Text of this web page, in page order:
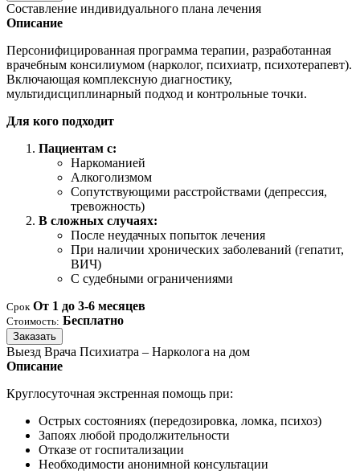
Составление индивидуального плана лечения
Описание
Персонифицированная программа терапии, разработанная
врачебным консилиумом (нарколог, психиатр, психотерапевт).
Включающая комплексную диагностику,
мультидисциплинарный подход и контрольные точки.
Для кого подходит
Пациентам с:
Наркоманией
Алкоголизмом
Сопутствующими расстройствами (депрессия,
тревожность)
В сложных случаях:
После неудачных попыток лечения
При наличии хронических заболеваний (гепатит,
ВИЧ)
С судебными ограничениями
Срок От 1 до 3-6 месяцев
Стоимость: Бесплатно
Заказать
Выезд Врача Психиатра – Нарколога на дом
Описание
Круглосуточная экстренная помощь при:
Острых состояниях (передозировка, ломка, психоз)
Запоях любой продолжительности
Отказе от госпитализации
Необходимости анонимной консультации